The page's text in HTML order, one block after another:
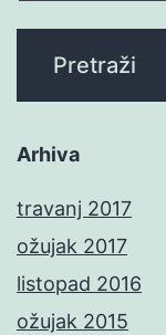
Arhiva
travanj 2017
ožujak 2017
listopad 2016
ožujak 2015